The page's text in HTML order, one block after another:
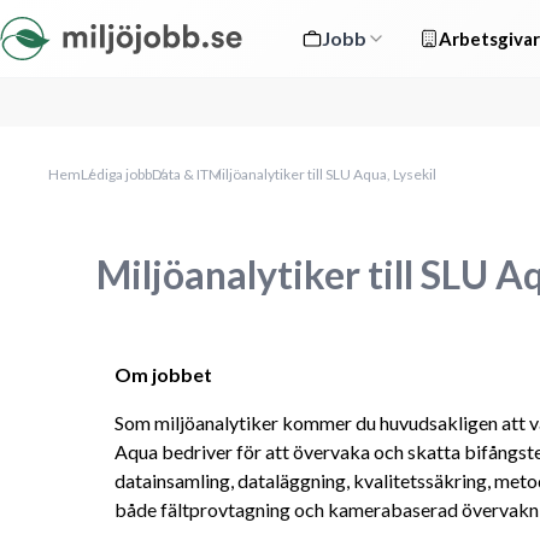
Jobb
HemLediga jobbData & ITMiljöanalytiker till SLU Aqua, Lysekil
Miljöanalytiker till SLU
Om jobbet
Som miljöanalytiker kommer du huvudsakligen att
Aqua bedriver för att övervaka och skatta
datainsamling, dataläggning, kvalitetssäkring,
både fältprovtagning och kamerabaserad